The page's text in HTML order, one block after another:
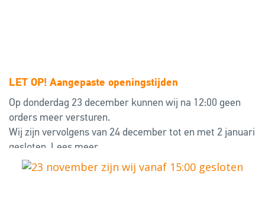
LET OP! Aangepaste openingstijden
Op donderdag 23 december kunnen wij na 12:00 geen
orders meer versturen.
Wij zijn vervolgens van 24 december tot en met 2 januari
gesloten. Lees meer